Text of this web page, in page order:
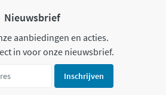
Nieuwsbrief
aanbiedingen en acties.
in voor onze nieuwsbrief.
Inschrijven